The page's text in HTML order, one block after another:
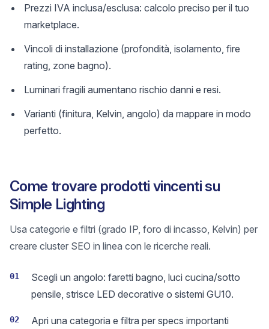
Prezzi IVA inclusa/esclusa: calcolo preciso per il tuo
marketplace.
Vincoli di installazione (profondità, isolamento, fire
rating, zone bagno).
Luminari fragili aumentano rischio danni e resi.
Varianti (finitura, Kelvin, angolo) da mappare in modo
perfetto.
Come trovare prodotti vincenti su
Simple Lighting
Usa categorie e filtri (grado IP, foro di incasso, Kelvin) per
creare cluster SEO in linea con le ricerche reali.
01
Scegli un angolo: faretti bagno, luci cucina/sotto
pensile, strisce LED decorative o sistemi GU10.
02
Apri una categoria e filtra per specs importanti